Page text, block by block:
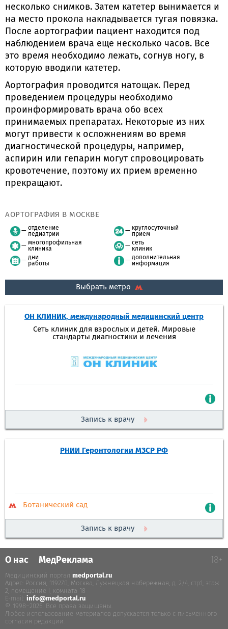
несколько снимков. Затем катетер вынимается и
на место прокола накладывается тугая повязка.
После аортографии пациент находится под
наблюдением врача еще несколько часов. Все
это время необходимо лежать, согнув ногу, в
которую вводили катетер.
Аортография проводится натощак. Перед
проведением процедуры необходимо
проинформировать врача обо всех
принимаемых препаратах. Некоторые из них
могут привести к осложнениям во время
диагностической процедуры, например,
аспирин или гепарин могут спровоцировать
кровотечение, поэтому их прием временно
прекращают.
АОРТОГРАФИЯ В МОСКВЕ
отделение
педиатрии
многопрофильная
клиника
дни
работы
круглосуточный
приём
сеть
клиник
дополнительная
информация
Выбрать метро
ОН КЛИНИК, международный медицинский центр
Сеть клиник для взрослых и детей. Мировые
стандарты диагностики и лечения
Запись к врачу
РНИИ Геронтологии МЗСР РФ
Ботанический сад
Запись к врачу
О нас МедРеклама 18+
Медицинский портал medportal.ru
Адрес: Россия, 119270, Москва, Лужнецкая набережная, д. 2/4, стр.1, этаж
2, помещение I, комната 18
E-mail: info@medportal.ru
© 1998–2026. Все права защищены.
Любое использование материалов допускается только с письменного
согласия редакции.